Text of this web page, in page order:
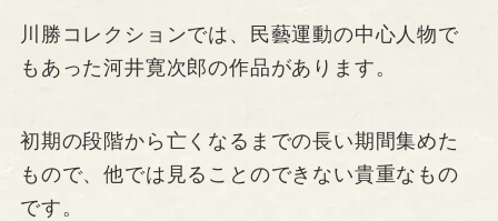
川勝コレクションでは、民藝運動の中心人物で
もあった河井寛次郎の作品があります。
初期の段階から亡くなるまでの長い期間集めた
もので、他では見ることのできない貴重なもの
です。